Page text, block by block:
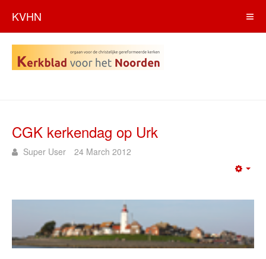
KVHN
CGK kerkendag op Urk
Super User 24 March 2012